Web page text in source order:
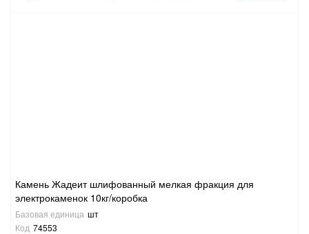
Камень Жадеит шлифованный мелкая фракция для
электрокаменок 10кг/коробка
Базовая единица шт
Код 74553